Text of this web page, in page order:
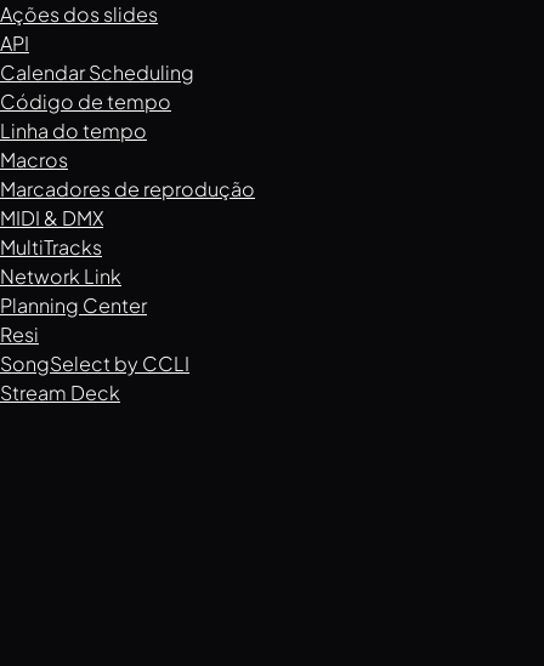
Ações dos slides
API
Calendar Scheduling
Código de tempo
Linha do tempo
Macros
Marcadores de reprodução
MIDI & DMX
MultiTracks
Network Link
Planning Center
Resi
SongSelect by CCLI
Stream Deck